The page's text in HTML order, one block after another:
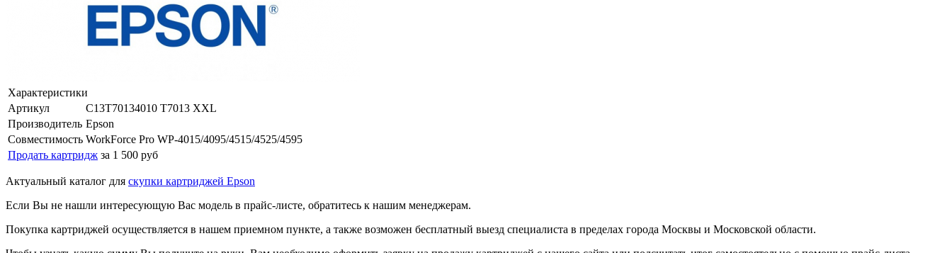
Характеристики
Артикул
C13T70134010 T7013 XXL
Производитель Epson
Совместимость WorkForce Pro WP-4015/4095/4515/4525/4595
Продать картридж за 1 500 руб
Актуальный каталог для скупки картриджей Epson
Если Вы не нашли интересующую Вас модель в прайс-листе, обратитесь к нашим менеджерам.
Покупка картриджей осуществляется в нашем приемном пункте, а также возможен бесплатный выезд специалиста в пределах города Москвы и Московской области.